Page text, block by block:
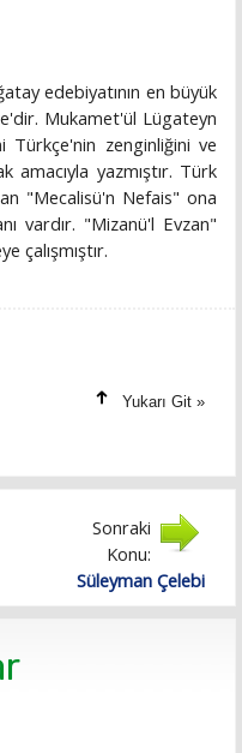
edebi­yatının en büyük
Mukamet'ül Lügateyn
Türkçe'nin zenginliğini ve
amacıyla yazmıştır. Türk
"Mecalisü'n Nefais" ona
vardır. "Mizanü'l Evzan"
çalışmıştır.
Yukarı Git »
Sonraki
Konu:
Süleyman Çelebi